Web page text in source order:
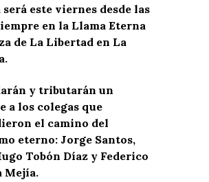
este viernes desde las
en la Llama Eterna
de La Libertad en La
y tributarán un
a los colegas que
el camino del
eterno: Jorge Santos,
Tobón Díaz y Federico
Mejía.